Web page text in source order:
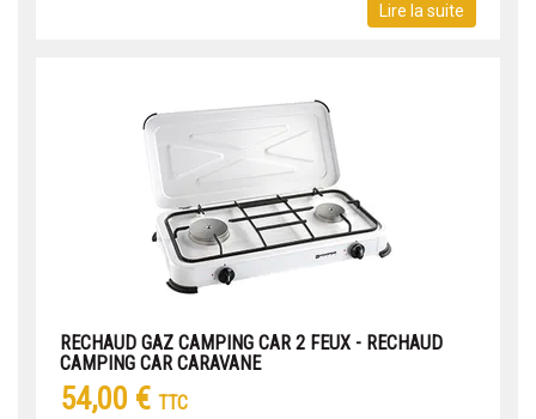
Lire la suite
RECHAUD GAZ CAMPING CAR 2 FEUX - RECHAUD
CAMPING CAR CARAVANE
54,00 € TTC